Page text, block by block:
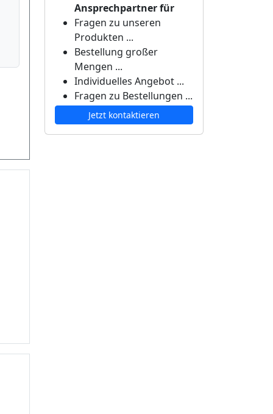
Ansprechpartner für
Fragen zu unseren
Produkten ...
Bestellung großer
Mengen ...
Individuelles Angebot ...
Fragen zu Bestellungen ...
Jetzt kontaktieren